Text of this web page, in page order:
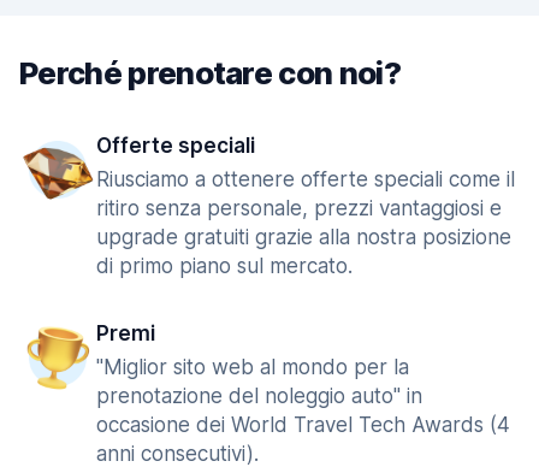
Perché prenotare con noi?
Offerte speciali
Riusciamo a ottenere offerte speciali come il
ritiro senza personale, prezzi vantaggiosi e
upgrade gratuiti grazie alla nostra posizione
di primo piano sul mercato.
Premi
"Miglior sito web al mondo per la
prenotazione del noleggio auto" in
occasione dei World Travel Tech Awards (4
anni consecutivi).